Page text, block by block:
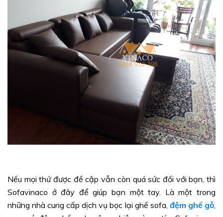
Nếu mọi thứ được đề cập vẫn còn quá sức đối với bạn, thì
Sofavinaco ở đây để giúp bạn một tay. Là một trong
những nhà cung cấp dịch vụ bọc lại ghế sofa, đệm ghế gỗ